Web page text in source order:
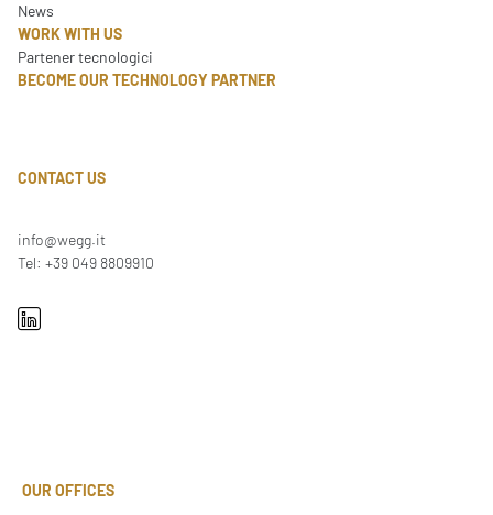
News
WORK WITH US
Partener tecnologici
BECOME OUR TECHNOLOGY PARTNER
CONTACT US
info@wegg.it
Tel: +39 049 8809910
OUR OFFICES